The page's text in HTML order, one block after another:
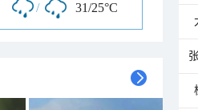
/ 31/25°C